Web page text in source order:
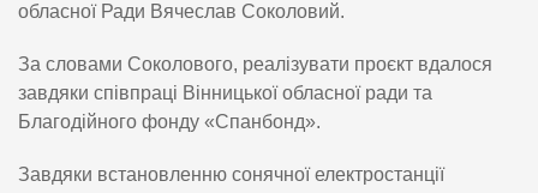
обласної Ради Вячеслав Соколовий.
За словами Соколового, реалізувати проєкт вдалося
завдяки співпраці Вінницької обласної ради та
Благодійного фонду «Спанбонд».
Завдяки встановленню сонячної електростанції